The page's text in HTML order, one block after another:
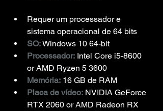
Requer um processador e
sistema operacional de 64 bits
SO: Windows 10 64-bit
Processador: Intel Core i5-8600
or AMD Ryzen 5 3600
Memória: 16 GB de RAM
Placa de vídeo: NVIDIA GeForce
RTX 2060 or AMD Radeon RX